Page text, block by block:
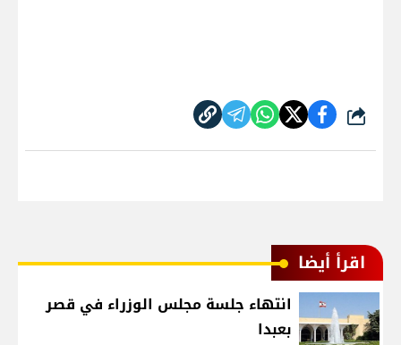
شارك
اقرأ أيضا
انتهاء جلسة مجلس الوزراء في قصر
بعبدا